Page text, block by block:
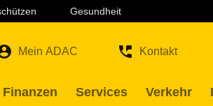
Gesundheit
Mein ADAC Kontakt
Services Verkehr